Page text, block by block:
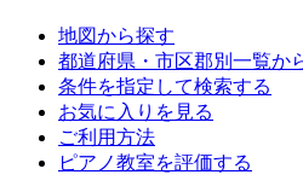
地図から探す
都道府県・市区郡別一覧か
条件を指定して検索する
お気に入りを見る
ご利用方法
ピアノ教室を評価する